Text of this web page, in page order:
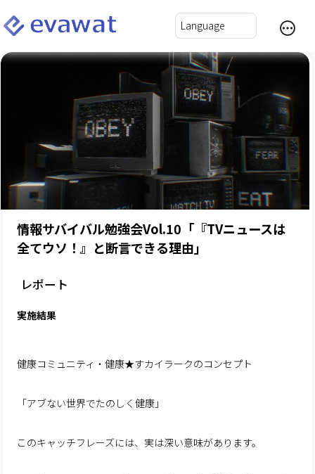
情報サバイバル勉強会Vol.10「『TVニュースは
全てウソ！』と断言できる理由」
レポート
実施結果
健康コミュニティ・健康★すカイラークのコンセプト
「アブない世界でたのしく健康」
このキャッチフレーズには、実は深い意味があります。